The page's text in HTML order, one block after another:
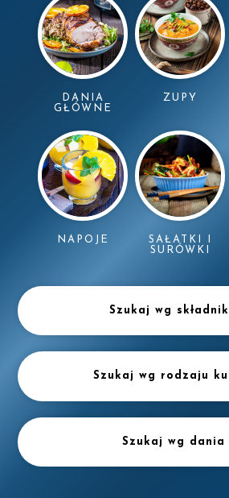
DANIA
GŁÓWNE
ZUPY
NAPOJE
SAŁATKI I
SURÓWKI
Szukaj wg
Szukaj wg rodzaju
Szukaj wg dania